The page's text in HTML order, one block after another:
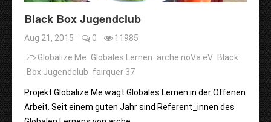
Black Box Jugendclub
Aug 21, 2015 0
11985
Globalize Me Globales Lernen arche noVa eV Black
Box Jugendclub fairquer 37
Projekt Globalize Me wagt Globales Lernen in der Offenen
Arbeit. Seit einem guten Jahr sind Referent_innen des